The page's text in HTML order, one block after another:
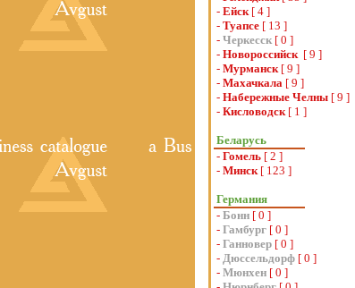
- Ейск[ 4 ]
- Туапсе [ 13 ]
- Черкесск [ 0 ]
- Новороссийск [ 9 ]
- Мурманск[ 9 ]
- Махачкала [ 9 ]
- Набережные Челны [ 9 ]
- Кисловодск[ 1 ]
Беларусь
- Гомель [ 2 ]
- Минск[ 123 ]
Германия
- Бонн [ 0 ]
- Гамбург [ 0 ]
- Ганновер [ 0 ]
- Дюссельдорф [ 0 ]
- Мюнхен [ 0 ]